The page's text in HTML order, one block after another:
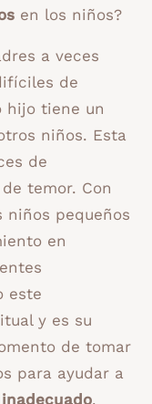
en los niños?
a veces
de
hijo tiene un
niños. Esta
de
temor. Con
niños pequeños
en
este
y es su
de tomar
para ayudar a
.